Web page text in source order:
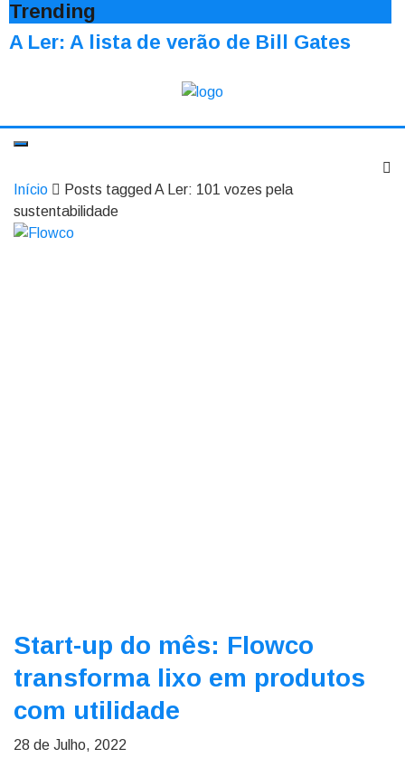
Trending
A Ler: A lista de verão de Bill Gates
Início
Posts tagged A Ler: 101 vozes pela
sustentabilidade
Start-up do mês: Flowco
transforma lixo em produtos
com utilidade
28 de Julho, 2022